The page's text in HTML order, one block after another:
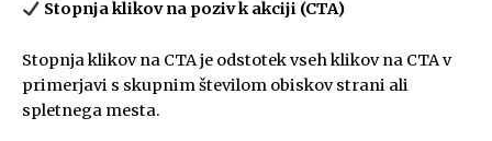
Stopnja klikov na poziv k akciji (CTA)
Stopnja klikov na CTA je odstotek vseh klikov na CTA v
primerjavi s skupnim številom obiskov strani ali
spletnega mesta.